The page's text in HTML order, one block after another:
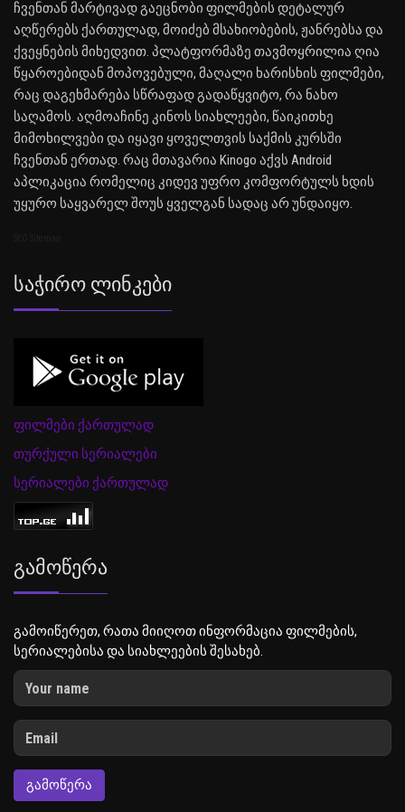
ჩვენთან მარტივად გაეცნობი ფილმების დეტალურ
აღწერებს ქართულად, მოიძებ მსახიობების, ჟანრებსა და
ქვეყნების მიხედვით. პლატფორმაზე თავმოყრილია ღია
წყაროებიდან მოპოვებული, მაღალი ხარისხის ფილმები,
რაც დაგეხმარება სწრაფად გადაწყვიტო, რა ნახო
საღამოს. აღმოაჩინე კინოს სიახლეები, წაიკითხე
მიმოხილვები და იყავი ყოველთვის საქმის კურსში
ჩვენთან ერთად. რაც მთავარია Kinogo აქვს Android
აპლიკაცია რომელიც კიდევ უფრო კომფორტულს ხდის
უყურო საყვარელ შოუს ყველგან სადაც არ უნდაიყო.
Საჭირო Ლინკები
ფილმები ქართულად
თურქული სერიალები
სერიალები ქართულად
Გამოწერა
გამოიწერეთ, რათა მიიღოთ ინფორმაცია ფილმების,
სერიალებისა და სიახლეების შესახებ.
ᲒᲐᲛᲝᲬᲔᲠᲐ